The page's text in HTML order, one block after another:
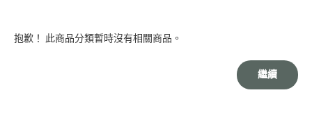
抱歉！ 此商品分類暫時沒有相關商品。
繼續